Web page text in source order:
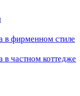
в фирменном стиле
в частном коттедже